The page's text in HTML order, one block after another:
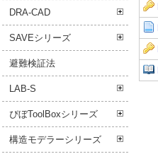
DRA-CAD
SAVEシリーズ
避難検証法
LAB-S
ぴぼToolBoxシリーズ
構造モデラーシリーズ